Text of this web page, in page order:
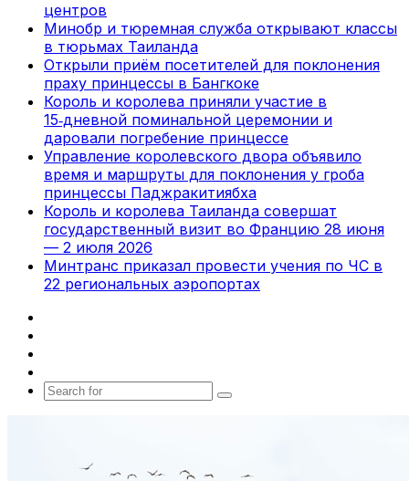
центров
Минобр и тюремная служба открывают классы
в тюрьмах Таиланда
Открыли приём посетителей для поклонения
праху принцессы в Бангкоке
Король и королева приняли участие в
15‑дневной поминальной церемонии и
даровали погребение принцессе
Управление королевского двора объявило
время и маршруты для поклонения у гроба
принцессы Паджракитиябха
Король и королева Таиланда совершат
государственный визит во Францию 28 июня
— 2 июля 2026
Минтранс приказал провести учения по ЧС в
22 региональных аэропортах
Search